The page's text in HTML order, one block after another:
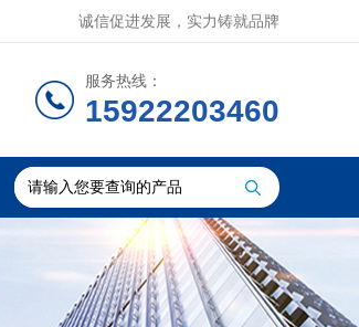
诚信促进发展，实力铸就品牌
服务热线：
15922203460